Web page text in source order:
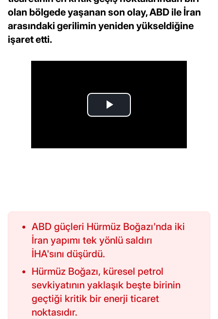
olan bölgede yaşanan son olay, ABD ile İran
arasındaki gerilimin yeniden yükseldiğine
işaret etti.
ABD güçleri Hürmüz Boğazı'nda iki
İran yapımı tek yönlü saldırı
İHA'sını düşürdü.
Hürmüz Boğazı, küresel petrol
sevkiyatının yaklaşık beşte birinin
geçtiği kritik bir enerji ticaret
noktasıdır.